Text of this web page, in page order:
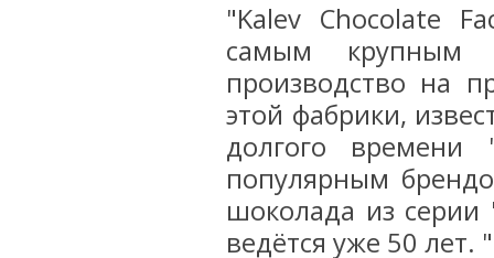
"Kalev Chocolate
самым крупным
производство на
этой фабрики,
долгого
популярным
шоколада из серии
ведётся уже 50